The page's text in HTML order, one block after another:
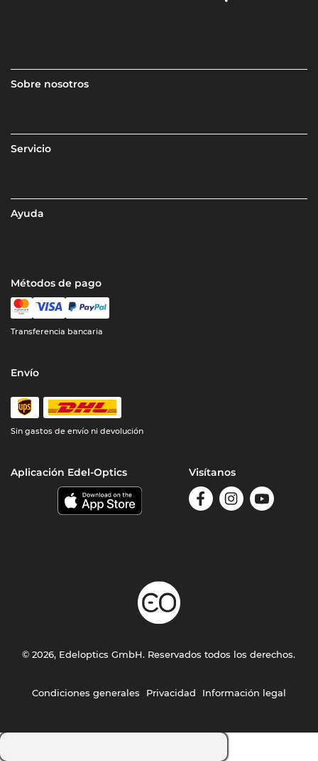
Sobre nosotros
Servicio
Ayuda
Métodos de pago
Transferencia bancaria
Envío
Sin gastos de envío ni devolución
Aplicación Edel-Optics Visítanos
Condiciones generales Privacidad Información legal
© 2026, Edeloptics GmbH. Reservados todos los derechos.